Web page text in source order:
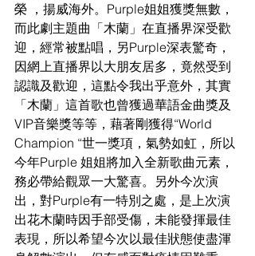
榮 ，揚威海外。Purple姐姐獲獎無數，
而此劇主題曲「木蘭」在直播界深受歡
迎，經常被點唱，另Purple深表驚奇，
因網上直播界以大朋友居多，竟然受到
認識及歡迎，這點令我出乎意外，其實
「木蘭」這首歌也曾獲過華語金曲獎及
VIP音樂獎等等，藉著剛獲得“World
Champion “世一獎項，氣勢如虹，所以
今年Purple 姐姐將加入全新歌曲元素，
務必帶給觀眾一大驚喜。另外今次演
出，對Purple有一特別之處，是上次演
出花木蘭時因手部受傷，未能發揮最佳
表現，所以希望今次以最佳狀態使盡渾